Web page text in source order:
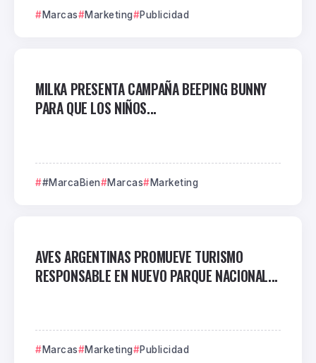
Marcas Marketing Publicidad
MILKA PRESENTA CAMPAÑA BEEPING BUNNY
PARA QUE LOS NIÑOS...
#MarcaBien Marcas Marketing
AVES ARGENTINAS PROMUEVE TURISMO
RESPONSABLE EN NUEVO PARQUE NACIONAL...
Marcas Marketing Publicidad